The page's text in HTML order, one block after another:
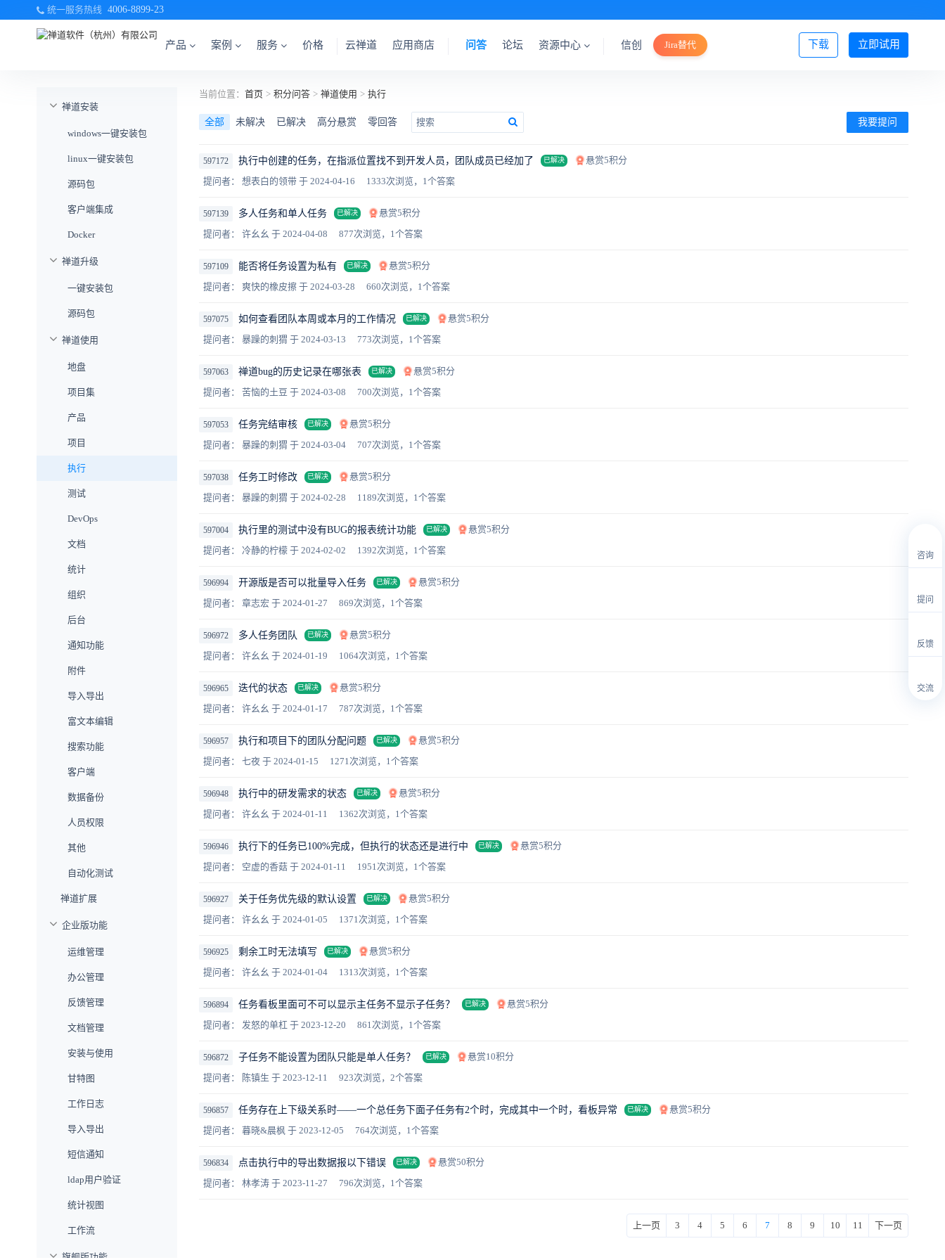
统一服务热线 4006-8899-23
产品 案例 服务 价格 立即试用
下载
云禅道 应用商店 问答 论坛 资源中心 信创 Jira替代 登录/注册
禅道安装
windows一键安装包
linux一键安装包
源码包
客户端集成
Docker
禅道升级
一键安装包
源码包
禅道使用
地盘
项目集
产品
项目
执行
测试
DevOps
文档
统计
组织
后台
通知功能
附件
导入导出
富文本编辑
搜索功能
客户端
数据备份
人员权限
其他
自动化测试
禅道扩展
企业版功能
运维管理
办公管理
反馈管理
文档管理
安装与使用
甘特图
工作日志
导入导出
短信通知
ldap用户验证
统计视图
工作流
旗舰版功能
当前位置： 首页 > 积分问答 > 禅道使用 > 执行
全部 未解决 已解决 高分悬赏 零回答 我要提问
597172 执行中创建的任务，在指派位置找不到开发人员，团队成员已经加了 已解决
悬赏5积分
提问者： 想表白的领带 于 2024-04-16 1333次浏览，1个答案
597139 多人任务和单人任务 已解决
悬赏5积分
提问者： 许幺幺 于 2024-04-08 877次浏览，1个答案
597109 能否将任务设置为私有 已解决
悬赏5积分
提问者： 爽快的橡皮擦 于 2024-03-28 660次浏览，1个答案
597075 如何查看团队本周或本月的工作情况 已解决
悬赏5积分
提问者： 暴躁的刺猬 于 2024-03-13 773次浏览，1个答案
597063 禅道bug的历史记录在哪张表 已解决
悬赏5积分
提问者： 苦恼的土豆 于 2024-03-08 700次浏览，1个答案
597053 任务完结审核 已解决
悬赏5积分
提问者： 暴躁的刺猬 于 2024-03-04 707次浏览，1个答案
597038 任务工时修改 已解决
悬赏5积分
提问者： 暴躁的刺猬 于 2024-02-28 1189次浏览，1个答案
597004 执行里的测试中没有BUG的报表统计功能 已解决
悬赏5积分
提问者： 冷静的柠檬 于 2024-02-02 1392次浏览，1个答案
596994 开源版是否可以批量导入任务 已解决
悬赏5积分
提问者： 章志宏 于 2024-01-27 869次浏览，1个答案
596972 多人任务团队 已解决
悬赏5积分
提问者： 许幺幺 于 2024-01-19 1064次浏览，1个答案
596965 迭代的状态 已解决
悬赏5积分
提问者： 许幺幺 于 2024-01-17 787次浏览，1个答案
596957 执行和项目下的团队分配问题 已解决
悬赏5积分
提问者： 七夜 于 2024-01-15 1271次浏览，1个答案
596948 执行中的研发需求的状态 已解决
悬赏5积分
提问者： 许幺幺 于 2024-01-11 1362次浏览，1个答案
596946 执行下的任务已100%完成，但执行的状态还是进行中 已解决
悬赏5积分
提问者： 空虚的香菇 于 2024-01-11 1951次浏览，1个答案
596927 关于任务优先级的默认设置 已解决
悬赏5积分
提问者： 许幺幺 于 2024-01-05 1371次浏览，1个答案
596925 剩余工时无法填写 已解决
悬赏5积分
提问者： 许幺幺 于 2024-01-04 1313次浏览，1个答案
596894 任务看板里面可不可以显示主任务不显示子任务？ 已解决
悬赏5积分
提问者： 发怒的单杠 于 2023-12-20 861次浏览，1个答案
596872 子任务不能设置为团队只能是单人任务？ 已解决
悬赏10积分
提问者： 陈镇生 于 2023-12-11 923次浏览，2个答案
596857 任务存在上下级关系时——一个总任务下面子任务有2个时，完成其中一个时，看板异常 已解决
悬赏5积分
提问者： 暮晓&晨枫 于 2023-12-05 764次浏览，1个答案
596834 点击执行中的导出数据报以下错误 已解决
悬赏50积分
提问者： 林孝涛 于 2023-11-27 796次浏览，1个答案
上一页 3 4 5 6 7 8 9 10 11 下一页
咨询
提问
反馈
交流